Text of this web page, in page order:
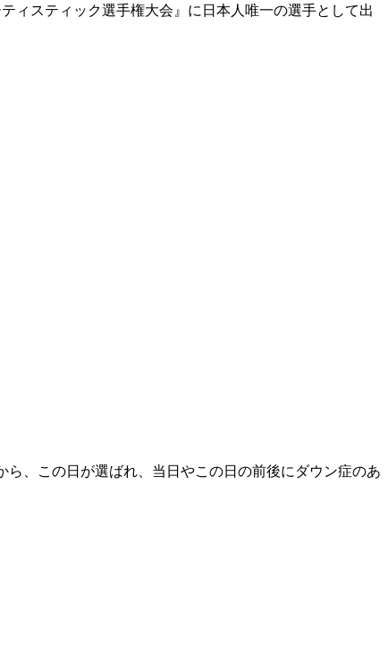
ィスティック選手権大会』に日本人唯一の選手として出
、この日が選ばれ、当日やこの日の前後にダウン症のあ